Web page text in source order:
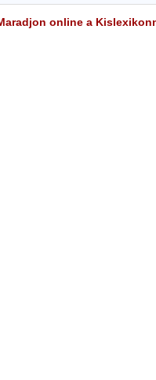
online a